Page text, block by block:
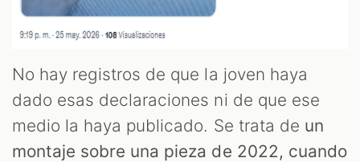
No hay registros de que la joven haya
dado esas declaraciones ni de que ese
medio la haya publicado. Se trata de un
montaje sobre una pieza de 2022, cuando